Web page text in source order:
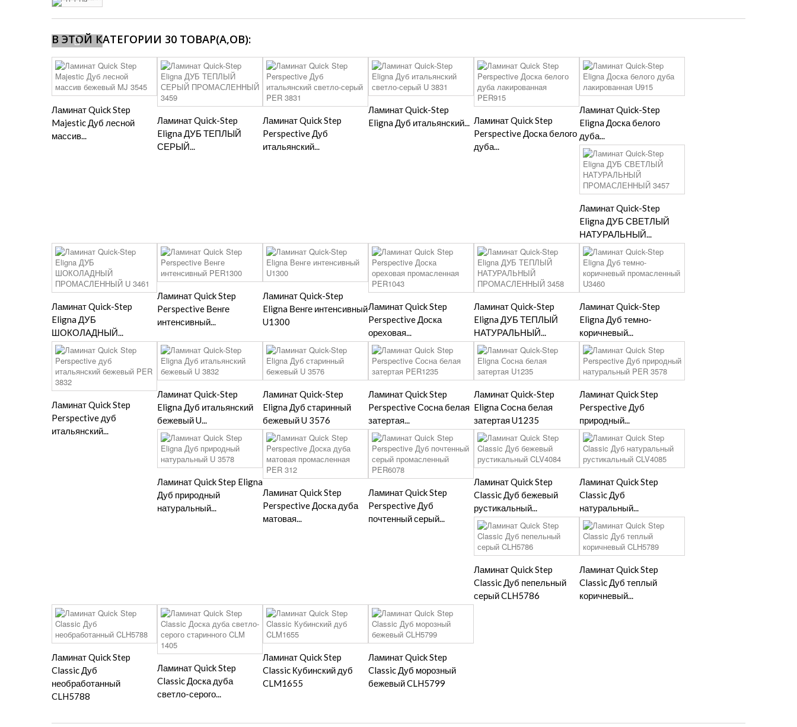
В ЭТОЙ КАТЕГОРИИ 30 ТОВАР(А,ОВ):
Ламинат Quick Step
Majestic Дуб лесной
массив...
Ламинат Quick-Step
Eligna ДУБ ТЕПЛЫЙ
СЕРЫЙ...
Ламинат Quick Step
Perspective Дуб
итальянский...
Ламинат Quick-Step
Eligna Дуб итальянский... Ламинат Quick Step
Perspective Доска белого
дуба...
Ламинат Quick-Step
Eligna Доска белого
дуба...
Ламинат Quick-Step
Eligna ДУБ СВЕТЛЫЙ
НАТУРАЛЬНЫЙ...
Ламинат Quick-Step
Eligna ДУБ
ШОКОЛАДНЫЙ...
Ламинат Quick Step
Perspective Венге
интенсивный...
Ламинат Quick-Step
Eligna Венге интенсивный
U1300
Ламинат Quick Step
Perspective Доска
ореховая...
Ламинат Quick-Step
Eligna ДУБ ТЕПЛЫЙ
НАТУРАЛЬНЫЙ...
Ламинат Quick-Step
Eligna Дуб темно-
коричневый...
Ламинат Quick Step
Perspective дуб
итальянский...
Ламинат Quick-Step
Eligna Дуб итальянский
бежевый U...
Ламинат Quick-Step
Eligna Дуб старинный
бежевый U 3576
Ламинат Quick Step
Perspective Сосна белая
затертая...
Ламинат Quick-Step
Eligna Сосна белая
затертая U1235
Ламинат Quick Step
Perspective Дуб
природный...
Ламинат Quick Step Eligna
Дуб природный
натуральный...
Ламинат Quick Step
Perspective Доска дуба
матовая...
Ламинат Quick Step
Perspective Дуб
почтенный серый...
Ламинат Quick Step
Classic Дуб бежевый
рустикальный...
Ламинат Quick Step
Classic Дуб
натуральный...
Ламинат Quick Step
Classic Дуб пепельный
серый CLH5786
Ламинат Quick Step
Classic Дуб теплый
коричневый...
Ламинат Quick Step
Classic Дуб
необработанный
CLH5788
Ламинат Quick Step
Classic Доска дуба
светло-серого...
Ламинат Quick Step
Classic Кубинский дуб
CLM1655
Ламинат Quick Step
Classic Дуб морозный
бежевый CLH5799